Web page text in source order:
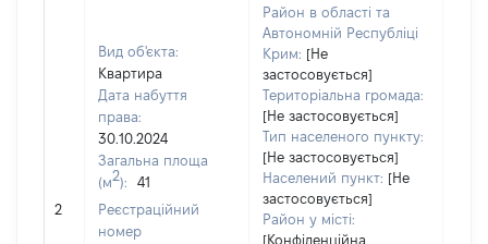
2
Вид об'єкта:
Квартира
Дата набуття
права:
30.10.2024
Загальна площа
(м2):
41
Реєстраційний
номер
Район в області та
Автономній Республіці
Крим: [Не
застосовується]
Територіальна громада:
[Не застосовується]
Тип населеного пункту:
[Не застосовується]
Населений пункт: [Не
застосовується]
Район у місті:
[Конфіденційна